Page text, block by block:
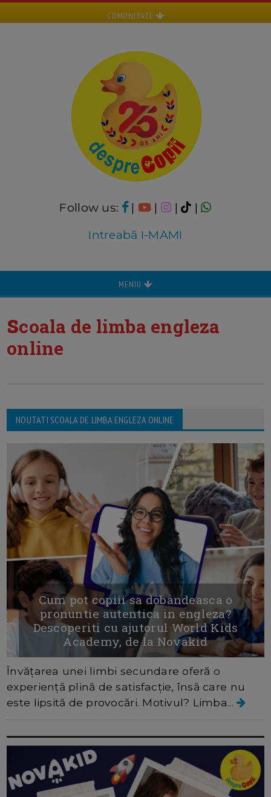
COMUNITATE
Follow us: | | |
|
Intreabă I-MAMI
MENIU
scoala de limba engleza
online
NOUTATI SCOALA DE LIMBA ENGLEZA ONLINE
Cum pot copiii sa dobandeasca o
pronuntie autentica in engleza?
Descoperiti cu ajutorul World Kids
Academy, de la Novakid
Învățarea unei limbi secundare oferă o
experiență plină de satisfacție, însă care nu
este lipsită de provocări. Motivul? Limba...